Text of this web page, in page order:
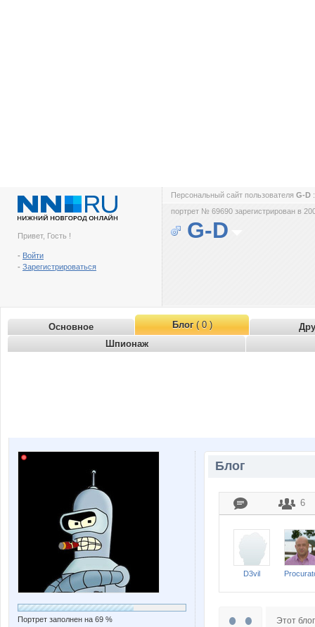
Привет, Гость !
- Войти
- Зарегистрироваться
Персональный сайт пользователя G-D
портрет № 69690 зарегистрирован в
G-D
Основное Блог( 0 )
Шпионаж
Портрет заполнен на 69 %
Блог
6
D3vil
Этот